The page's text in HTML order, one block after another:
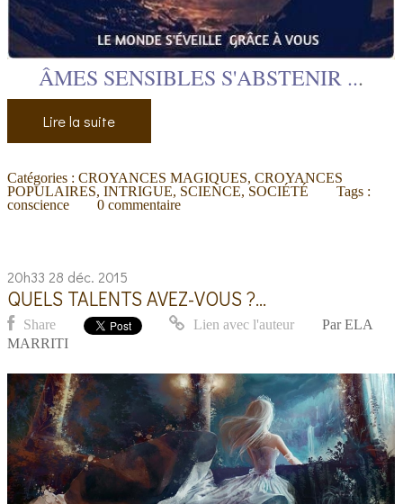
ÂMES SENSIBLES S'ABSTENIR ...
Lire la suite
Catégories :CROYANCES MAGIQUES,CROYANCES
POPULAIRES,INTRIGUE, SCIENCE, SOCIÉTÉ
Tags :
conscience
0 commentaire
20h33 28 déc. 2015
QUELS TALENTS AVEZ-VOUS ?...
Share Lien avec l'auteur Par ELA
MARRITI